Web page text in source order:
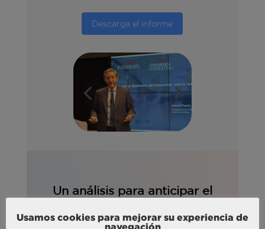
Descarga el informe
Un análisis para anticipar el
que realmente importa: el
Usamos cookies para mejorar su experiencia de
navegación